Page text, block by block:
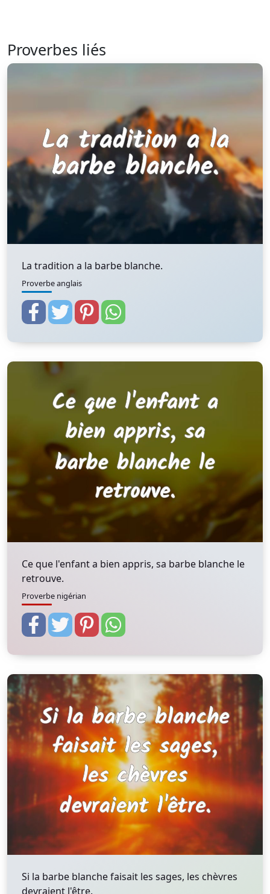
Proverbes liés
La tradition a la barbe blanche.
Proverbe anglais
Ce que l'enfant a bien appris, sa barbe blanche le
retrouve.
Proverbe nigérian
Si la barbe blanche faisait les sages, les chèvres
devraient l'être.